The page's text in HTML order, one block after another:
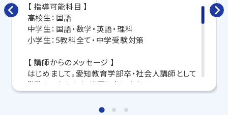
します。
トライで一緒に、今までで一番成長できる夏にしよ
う！
マンツーマンの無料体験授業、学習相談、教室見学は
いつでも受付中です。
こちら
教室長兼教育プランナー 佐々木 春菜
【 指導可能科目 】
高校生：国語
中学生：国語・数学・英語・理科
小学生：5教科全て・中学受験対策
【 講師からのメッセージ 】
はじめまして。愛知教育学部卒・社会人講師として
勤務しております、松原と申します。
現在は中学受験対策として通われている小学生の
お子さまを中心に、中学生・高校生と幅広く指導し